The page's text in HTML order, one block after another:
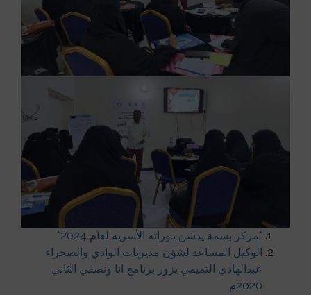
*مركز بسمة يدشن دوراته الأسريه لعام 2024*
الوكيل المساعد لشؤن مديريات الوادي والصحراء
عبدالهادي التميمي يزور برنامج انا ونصفي الثاني
2020م